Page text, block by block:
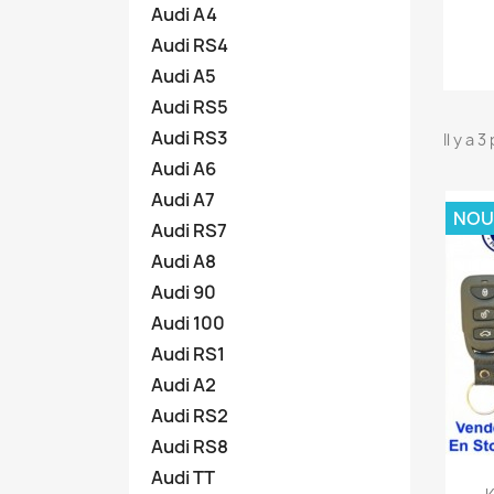
Audi A4
Audi RS4
Audi A5
Audi RS5
Audi RS3
Audi A6
Audi A7
Audi RS7
Audi A8
Audi 90
Audi 100
Audi RS1
Audi A2
Audi RS2
Audi RS8
Audi TT
Il y a